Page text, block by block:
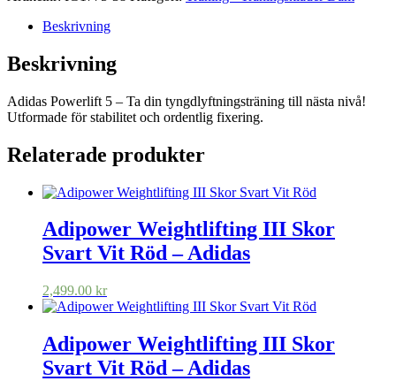
Beskrivning
Beskrivning
Adidas Powerlift 5 – Ta din tyngdlyftningsträning till nästa nivå!
Utformade för stabilitet och ordentlig fixering.
Relaterade produkter
Adipower Weightlifting III Skor
Svart Vit Röd – Adidas
2,499.00 kr
Adipower Weightlifting III Skor
Svart Vit Röd – Adidas